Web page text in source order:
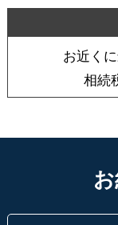
お近く
相続